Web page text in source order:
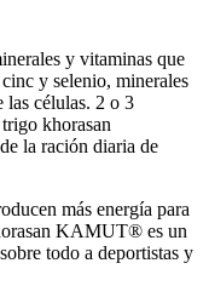
y vitaminas que
y selenio, minerales
las células. 2 o 3
khorasan
la ración diaria de
más energía para
KAMUT® es un
todo a deportistas y